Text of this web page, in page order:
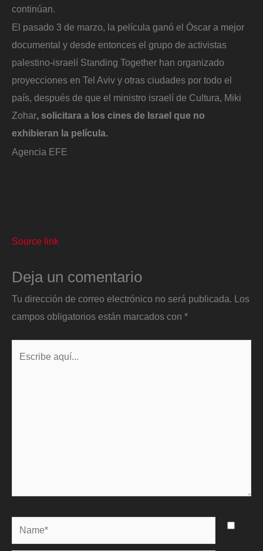
continúan.
El pasado 3 de marzo, la película ganó el Óscar a mejor
documental y desde entonces el grupo de activistas
palestino-israelí Standing Together han organizado
proyecciones en Tel Aviv y otras ciudades por todo el
país, después de que el ministro israelí de Cultura, Miki
Zohar, solicitara a los cines de Israel que no
exhibieran la película.
Agencia EFE
Source link
Deja un comentario
Tu dirección de correo electrónico no será publicada. Los
campos obligatorios están marcados con *
Name*